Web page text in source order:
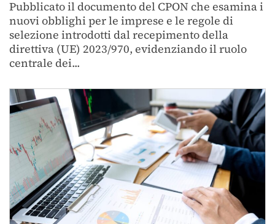
Pubblicato il documento del CPON che esamina i
nuovi obblighi per le imprese e le regole di
selezione introdotti dal recepimento della
direttiva (UE) 2023/970, evidenziando il ruolo
centrale dei...